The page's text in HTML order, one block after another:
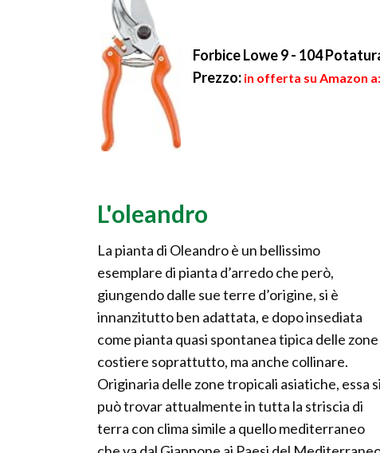
Forbice Lowe 9 - 104
Prezzo: in offerta su Amazon
L'oleandro
La pianta di Oleandro è un bellissimo
esemplare di pianta d’arredo che però,
giungendo dalle sue terre d’origine, si è
innanzitutto ben adattata, e dopo insediata
come pianta quasi spontanea tipica delle zone
costiere soprattutto, ma anche collinare.
Originaria delle zone tropicali asiatiche, essa si
può trovar attualmente in tutta la striscia di
terra con clima simile a quello mediterraneo